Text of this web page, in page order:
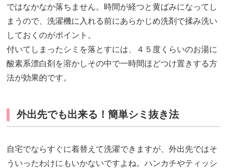
ではなかなか落ちません。時間が経つと黄ばみになってし
まうので、洗濯機に入れる前にあらかじめ洗剤で揉み洗い
しておくのがポイント。
付いてしまったシミを落とすには、４５度くらいのお湯に
酸素系漂白剤を溶かしその中で一時間ほどつけ置きする方
法が効果的です。
外出先でも出来る！簡単シミ抜き法
自宅でならすぐに着替えて洗濯できますが、外出先ではそ
ういったわけにもいかないですよね。ハンカチやティッシ